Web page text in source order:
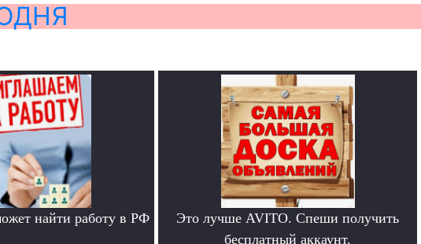
найти работу в РФ
Это лучше AVITO. Спеши получить
бесплатный аккаунт.